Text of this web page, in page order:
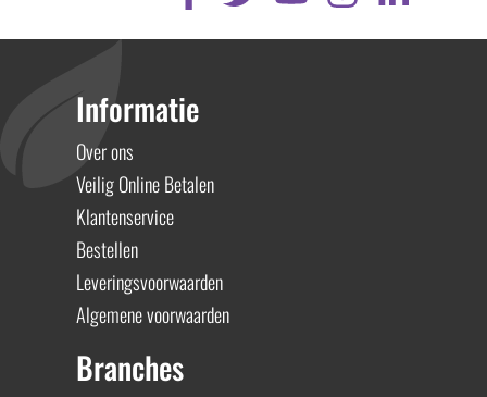
Informatie
Over ons
Veilig Online Betalen
Klantenservice
Bestellen
Leveringsvoorwaarden
Algemene voorwaarden
Branches